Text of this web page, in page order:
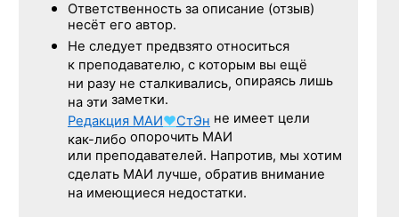
Ответственность за описание (отзыв)
несёт его автор.
Не следует предвзято относиться
к преподавателю, с которым вы ещё
ни разу не сталкивались, опираясь лишь
на эти заметки.
Редакция МАИ♥СтЭн не имеет цели
как-либо опорочить МАИ
или преподавателей. Напротив, мы хотим
сделать МАИ лучше, обратив внимание
на имеющиеся недостатки.